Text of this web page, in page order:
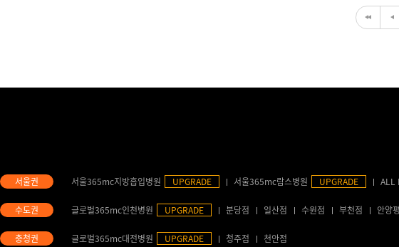
서울365mc지방흡입병원 UPGRADE 서울365mc람스병원 UPGRADE ALL
글로벌365mc인천병원 UPGRADE 분당점 일산점 수원점 부천점 안양
글로벌365mc대전병원 UPGRADE 청주점 천안점